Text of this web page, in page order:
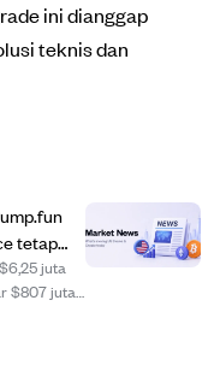
ini dianggap
teknis dan
tetap
juta
$807 juta.
di